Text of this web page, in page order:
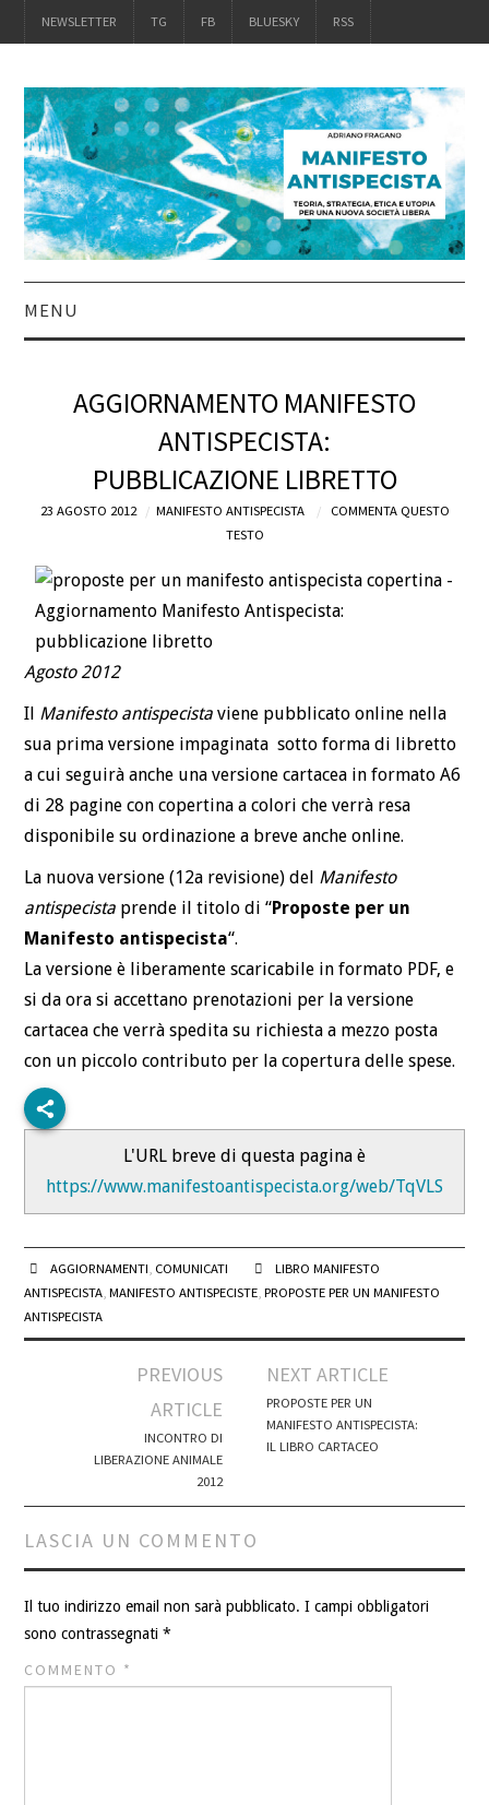
NEWSLETTER TG FB BLUESKY RSS
MENU
IL LIBRO
ACQUISTALO
CHI
BLOG
AGGIORNAMENTO MANIFESTO
ANTISPECISTA:
PUBBLICAZIONE LIBRETTO
23 AGOSTO 2012 MANIFESTO ANTISPECISTA
COMMENTA QUESTO
TESTO
Agosto 2012
Il Manifesto antispecista viene pubblicato online nella
sua prima versione impaginata sotto forma di libretto
a cui seguirà anche una versione cartacea in formato A6
di 28 pagine con copertina a colori che verrà resa
disponibile su ordinazione a breve anche online.
La nuova versione (12a revisione) del Manifesto
antispecista prende il titolo di “Proposte per un
Manifesto antispecista“.
La versione è liberamente scaricabile in formato PDF, e
si da ora si accettano prenotazioni per la versione
cartacea che verrà spedita su richiesta a mezzo posta
con un piccolo contributo per la copertura delle spese.
L'URL breve di questa pagina è
https://www.manifestoantispecista.org/web/TqVLS
AGGIORNAMENTI, COMUNICATI
LIBRO MANIFESTO
ANTISPECISTA,MANIFESTO ANTISPECISTE,PROPOSTE PER UN MANIFESTO
ANTISPECISTA
PREVIOUS
ARTICLE
INCONTRO DI
LIBERAZIONE ANIMALE
2012
NEXT ARTICLE
PROPOSTE PER UN
MANIFESTO ANTISPECISTA:
IL LIBRO CARTACEO
LASCIA UN COMMENTO
Il tuo indirizzo email non sarà pubblicato. I campi obbligatori
sono contrassegnati*
COMMENTO *